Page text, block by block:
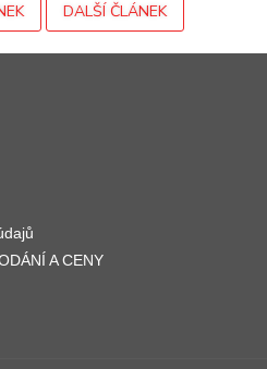
DALŠÍ ČLÁNEK
A CENY